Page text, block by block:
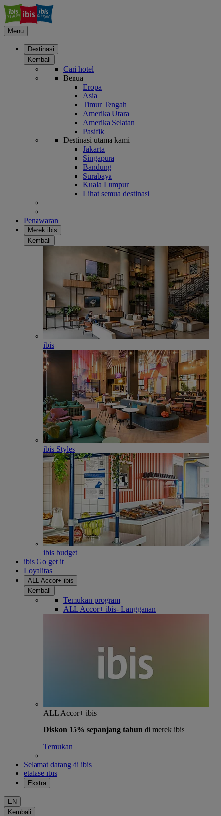
Menu
Destinasi
Kembali
Cari hotel
Benua
Eropa
Asia
Timur Tengah
Amerika Utara
Amerika Selatan
Pasifik
Destinasi utama kami
Jakarta
Singapura
Bandung
Surabaya
Kuala Lumpur
Lihat semua destinasi
Penawaran
Merek ibis
Kembali
ibis
ibis Styles
ibis budget
ibis Go get it
Loyalitas
ALL Accor+ ibis
Kembali
Temukan program
ALL Accor+ ibis- Langganan
ALL Accor+ ibis
Diskon 15% sepanjang tahun di merek ibis
Temukan
Selamat datang di ibis
etalase ibis
Ekstra
EN
Kembali